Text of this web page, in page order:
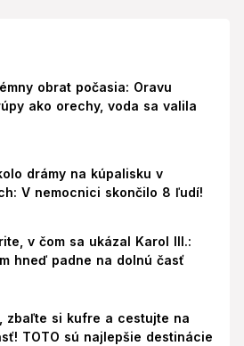
obrat počasia: Oravu
ako orechy, voda sa valila
drámy na kúpalisku v
V nemocnici skončilo 8 ľudí!
v čom sa ukázal Karol III.:
hneď padne na dolnú časť
zbaľte si kufre a cestujte na
TOTO sú najlepšie destinácie